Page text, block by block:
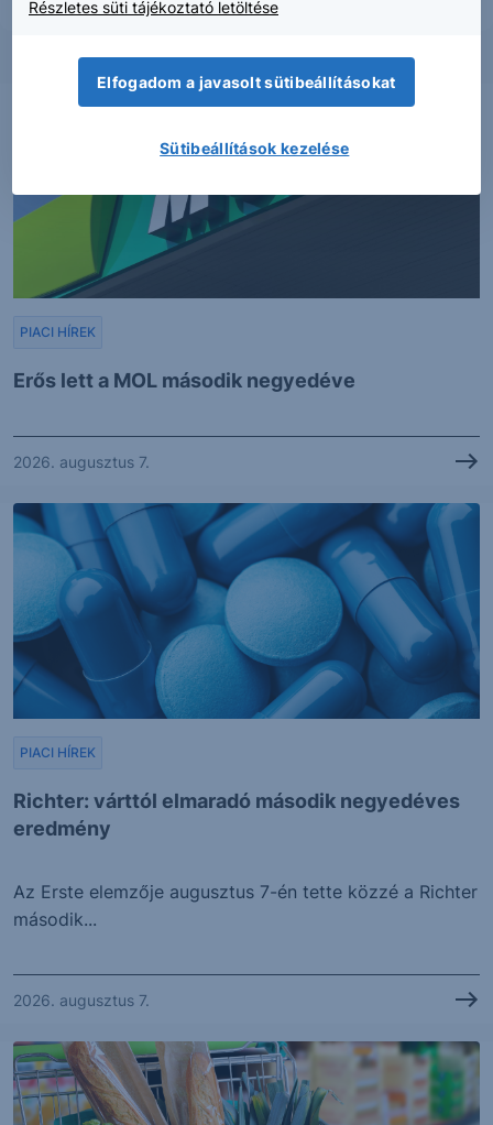
Erős lett a MOL második negyedéve
PIACI HÍREK
2026. augusztus 7.
Richter: várttól elmaradó második negyedéves
eredmény
PIACI HÍREK
Az Erste elemzője augusztus 7-én tette közzé a Richter
második...
2026. augusztus 7.
Részletes süti tájékoztató letöltése
Elfogadom a javasolt sütibeállításokat
Sütibeállítások kezelése